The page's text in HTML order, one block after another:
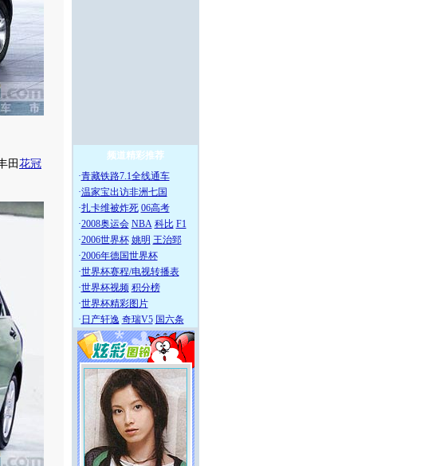
田 花冠
频道精彩推荐
·青藏铁路7.1全线通车
·温家宝出访非洲七国
·扎卡维被炸死 06高考
·2008奥运会 NBA 科比 F1
·2006世界杯 姚明 王治郅
·2006年德国世界杯
·世界杯赛程/电视转播表
·世界杯视频 积分榜
·世界杯精彩图片
· 日产轩逸 奇瑞V5 国六条